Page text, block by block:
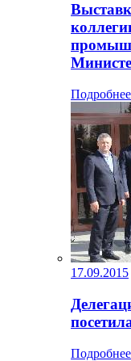
Подробнее
17.09.2015
Подробнее